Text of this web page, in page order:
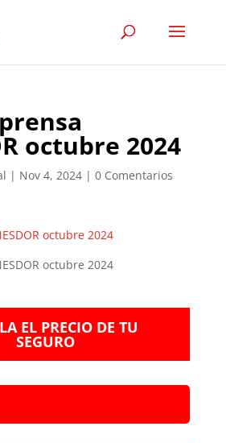
octubre 2024
| Nov 4, 2024| 0 Comentarios
octubre 2024
octubre 2024
EL PRECIO DE TU
SEGURO